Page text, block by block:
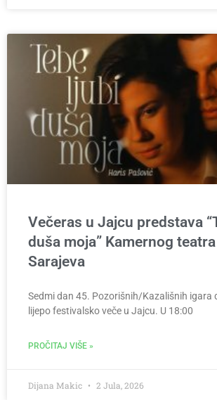
Večeras u Jajcu predstava
duša moja” Kamernog
Sarajeva
Sedmi dan 45. Pozorišnih/Kazališnih igara
lijepo festivalsko veče u Jajcu. U 18:00
PROČITAJ VIŠE »
Dijana Makic 2 Jula, 2026